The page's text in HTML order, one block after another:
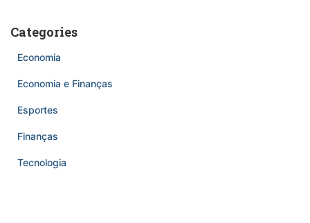
Categories
Economia
Economia e Finanças
Esportes
Finanças
Tecnologia